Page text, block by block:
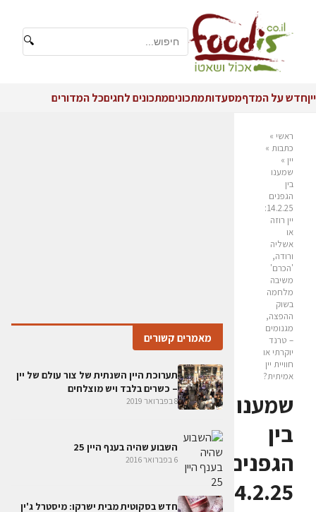
🔍
ייןחדש על המדףמסעדותמתכוניםמתכונים לחגיםכל המדורים
ראשי »
כתבות »
יין »
שמענו
בין
הגפנים
14.2.25:
יין רוזה
או
אשליה
ורודה,
'הכרם'
משיבה
מלחמה
בשוק
ההפצה,
מגנומים
– טרנד
יוקרתי או
חוויית יין
אמיתית?
שמענו
בין
הגפנים
14.2.25:
מאמרים קשורים
תערוכת היין השנתית של צור עולם של יין
– כשרים בלבד ויש מוצלחים
8 בפברואר 2019
השבוע שהיה בענף היין 25
6 בפברואר 2016
חדש בסקוטית מבית ישרקו: מיסטרל ג'ין